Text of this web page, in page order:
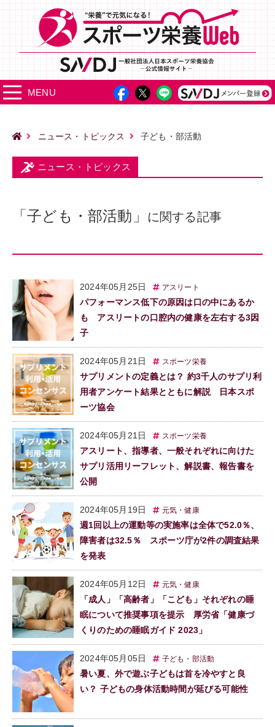
MENU
ニュース・トピックス 子ども・部活動
ニュース・トピックス
「子ども・部活動」 に関する記事
2024年05月25日 アスリート
パフォーマンス低下の原因は口の中にあるか
も アスリートの口腔内の健康を左右する3因
子
2024年05月21日 スポーツ栄養
サプリメントの定義とは？ 約3千人のサプリ利
用者アンケート結果とともに解説 日本スポ
ーツ協会
2024年05月21日 スポーツ栄養
アスリート、指導者、一般それぞれに向けた
サプリ活用リーフレット、解説書、報告書を
公開
2024年05月19日 元気・健康
週1回以上の運動等の実施率は全体で52.0％、
障害者は32.5％ スポーツ庁が2件の調査結果
を発表
2024年05月12日 元気・健康
「成人」「高齢者」「こども」それぞれの睡
眠について推奨事項を提示 厚労省「健康づ
くりのための睡眠ガイド 2023」
2024年05月05日 子ども・部活動
暑い夏、外で遊ぶ子どもは首を冷やすと良
い？ 子どもの身体活動時間が延びる可能性